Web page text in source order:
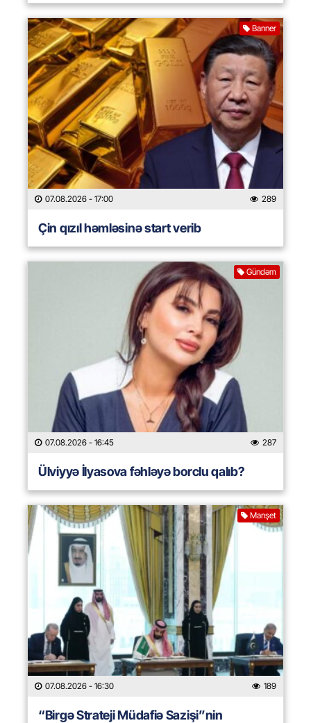
Banner
07.08.2026 - 17:00 289
Çin qızıl həmləsinə start verib
Gündəm
07.08.2026 - 16:45 287
Ülviyyə İlyasova fəhləyə borclu qalıb?
Manşet
07.08.2026 - 16:30 189
“Birgə Strateji Müdafiə Sazişi”nin